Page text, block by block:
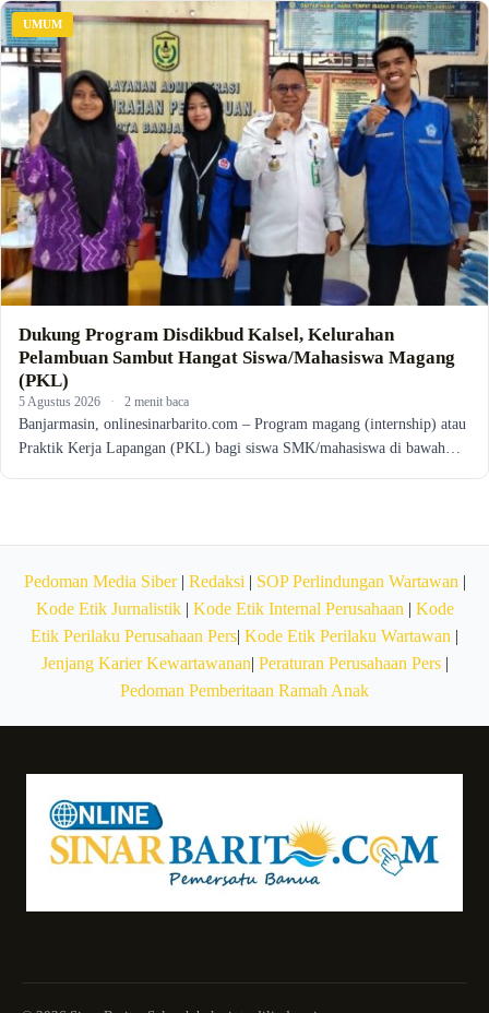
UMUM
Dukung Program Disdikbud Kalsel, Kelurahan
Pelambuan Sambut Hangat Siswa/Mahasiswa Magang
(PKL)
5 Agustus 2026 · 2 menit baca
Banjarmasin, onlinesinarbarito.com – Program magang (internship) atau
Praktik Kerja Lapangan (PKL) bagi siswa SMK/mahasiswa di bawah…
Pedoman Media Siber| Redaksi | SOP Perlindungan Wartawan |
Kode Etik Jurnalistik| Kode Etik Internal Perusahaan | Kode
Etik Perilaku Perusahaan Pers| Kode Etik Perilaku Wartawan |
Jenjang Karier Kewartawanan| Peraturan Perusahaan Pers|
Pedoman Pemberitaan Ramah Anak